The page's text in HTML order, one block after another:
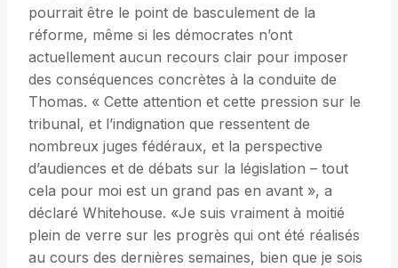
pourrait être le point de basculement de la
réforme, même si les démocrates n’ont
actuellement aucun recours clair pour imposer
des conséquences concrètes à la conduite de
Thomas. « Cette attention et cette pression sur le
tribunal, et l’indignation que ressentent de
nombreux juges fédéraux, et la perspective
d’audiences et de débats sur la législation – tout
cela pour moi est un grand pas en avant », a
déclaré Whitehouse. «Je suis vraiment à moitié
plein de verre sur les progrès qui ont été réalisés
au cours des dernières semaines, bien que je sois